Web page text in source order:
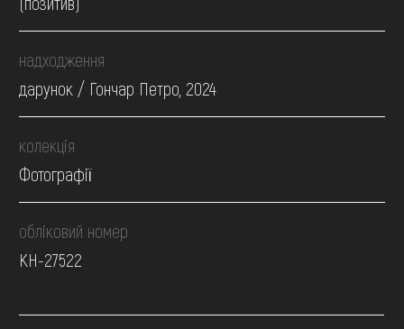
надходження
дарунок / Гончар Петро, 2024
колекція
Фотографії
обліковий номер
КН-27522